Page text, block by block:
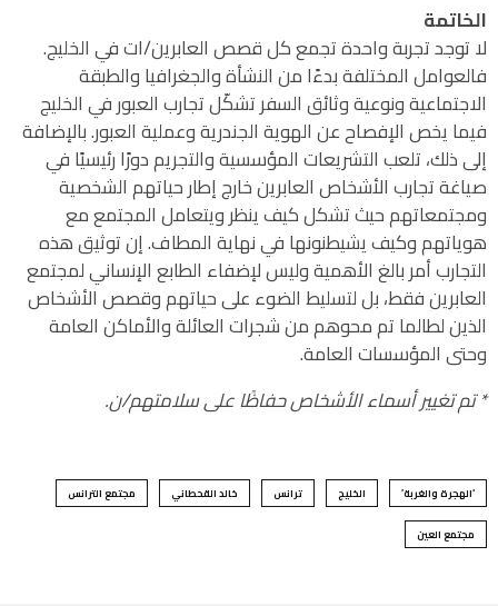
الخاتمة
لا توجد تجربة واحدة تجمع كل قصص العابرين/ات في الخليج.
فالعوامل المختلفة بدءًا من النشأة والجغرافيا والطبقة
الاجتماعية ونوعية وثائق السفر تشكّل تجارب العبور في الخليج
فيما يخص الإفصاح عن الهوية الجندرية وعملية العبور. بالإضافة
إلى ذلك، تلعب التشريعات المؤسسية والتجريم دورًا رئيسيًا في
صياغة تجارب الأشخاص العابرين خارج إطار حياتهم الشخصية
ومجتمعاتهم حيث تشكل كيف ينظر ويتعامل المجتمع مع
هوياتهم وكيف يشيطنونها في نهاية المطاف. إن توثيق هذه
التجارب أمر بالغ الأهمية وليس لإضفاء الطابع الإنساني لمجتمع
العابرين فقط، بل لتسليط الضوء على حياتهم وقصص الأشخاص
الذين لطالما تم محوهم من شجرات العائلة والأماكن العامة
وحتى المؤسسات العامة.
* تم تغيير أسماء الأشخاص حفاظًا على سلامتهم/ن.
‘الهجرة والغربة’ الخليج ترانس خالد القحطاني مجتمع الترانس
مجتمع العين